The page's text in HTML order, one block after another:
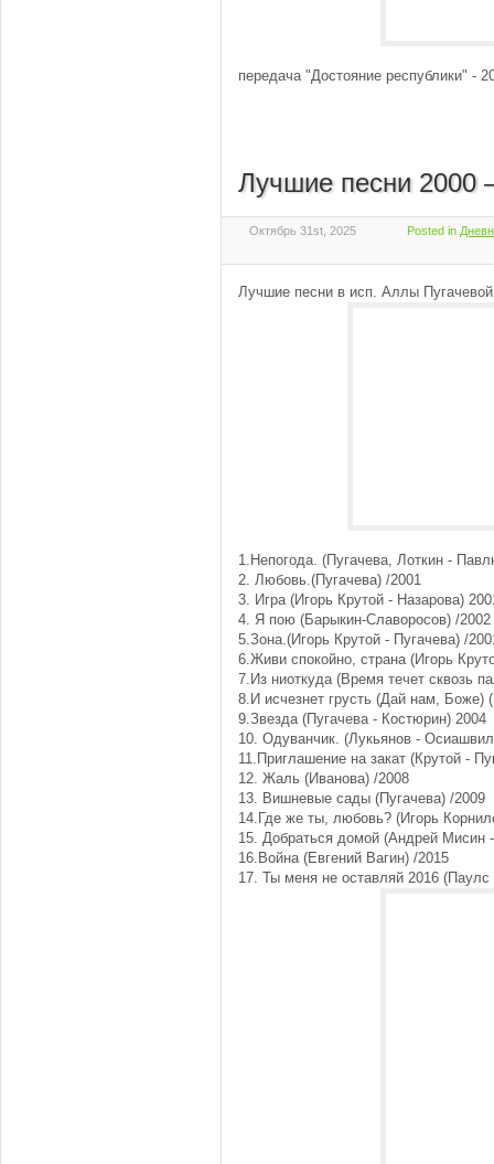
передача "Достояние республики" -
Лучшие песни 2000
Октябрь 31st, 2025 Posted in
Лучшие песни в исп. Аллы
1.Непогода. (Пугачева, Лоткин -
2. Любовь.(Пугачева) /2001
3. Игра (Игорь Крутой - Назарова)
4. Я пою (Барыкин-Славоросов) /2002
5.Зона.(Игорь Крутой - Пугачева) /
6.Живи спокойно, страна (Игорь
7.Из ниоткуда (Время течет сквозь
8.И исчезнет грусть (Дай нам, Боже)
9.Звезда (Пугачева - Костюрин) 2004
10. Одуванчик. (Лукьянов -
11.Приглашение на закат (Крутой -
12. Жаль (Иванова) /2008
13. Вишневые сады (Пугачева) /2009
14.Где же ты, любовь? (Игорь
15. Добраться домой (Андрей Мисин
16.Война (Евгений Вагин) /2015
17. Ты меня не оставляй 2016